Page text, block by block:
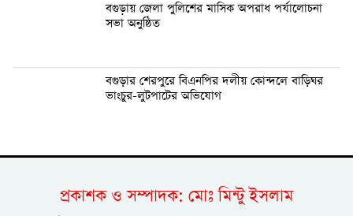
বগুড়ায় জেলা পুলিশের মাসিক অপরাধ পর্যালোচনা
সভা অনুষ্ঠিত
বগুড়ার শেরপুরে বিএনপির দলীয় কোন্দলে বাড়িঘর
ভাংচুর-লুটপাটের অভিযোগ
প্রকাশক ও সম্পাদক: মোঃ মিন্টু ইসলাম